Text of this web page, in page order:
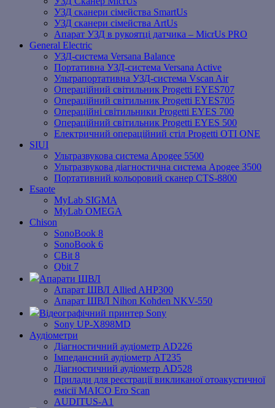
УЗД сканери сімейства SmartUs
УЗД сканери сімейства ArtUs
Апарат УЗД в рукоятці датчика – MicrUs PRO
General Electric
УЗД-система Versana Balance
Портативна УЗД-система Versana Active
Ультрапортативна УЗД-система Vscan Air
Операційний світильник Progetti EYES707
Операційний світильник Progetti EYES705
Операційні світильники Progetti EYES 700
Операційний світильник Progetti EYES 500
Електричний операційний стіл Progetti OTI ONE
SIUI
Ультразвукова система Apogee 5500
Ультразвукова діагностична система Apogee 3500
Портативний кольоровий сканер CTS-8800
Esaote
MyLab SIGMA
MyLab OMEGA
Chison
SonoBook 8
SonoBook 6
СBit 8
Qbit 7
Апарати ШВЛ
Апарат ШВЛ Allied AHP300
Апарат ШВЛ Nihon Kohden NKV-550
Відеографічний принтер Sony
Sony UP-X898MD
Аудіометри
Діагностичний аудіометр AD226
Імпедансний аудіометр АТ235
Діагностичний аудіометр AD528
Прилади для реєстрації викликаної отоакустичної
емісії MAICO Ero Scan
AUDITUS-A1